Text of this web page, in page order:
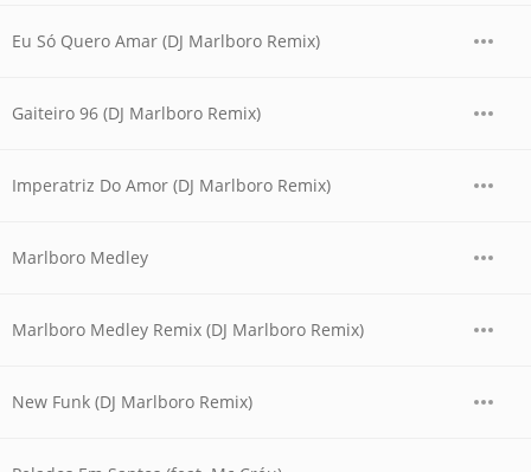
Eu Só Quero Amar (DJ Marlboro Remix)
Gaiteiro 96 (DJ Marlboro Remix)
Imperatriz Do Amor (DJ Marlboro Remix)
Marlboro Medley
Marlboro Medley Remix (DJ Marlboro Remix)
New Funk (DJ Marlboro Remix)